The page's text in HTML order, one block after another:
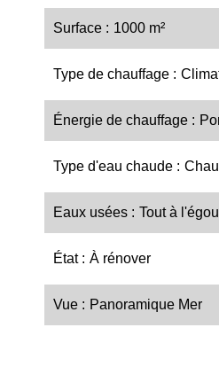
Surface 1000 m²
Type de chauffage
Énergie de chauffage
Type d'eau chaude
Eaux usées Tout à
État À rénover
Vue Panoramique Mer